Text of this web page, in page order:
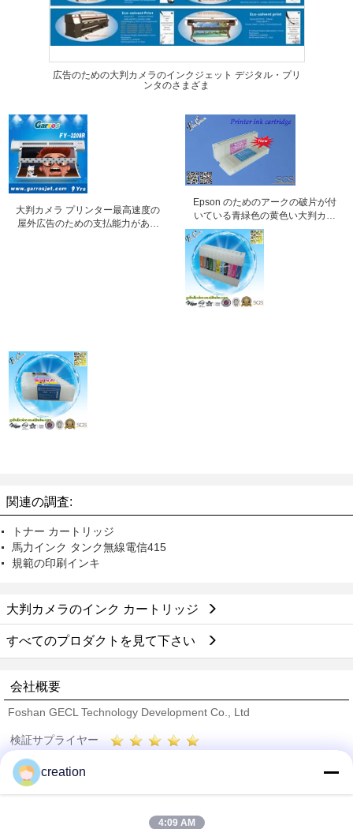
広告のための大判カメラのインクジェット デジタル・プリ
ンタのさまざま
大判カメラ プリンター最高速度の
屋外広告のための支払能力がある
Epson のためのアークの破片が付
いている青緑色の黄色い大判カメ
ラのインク カートリッジ 700ml
関連の調査:
トナー カートリッジ
馬力インク タンク無線電信415
規範の印刷インキ
大判カメラのインク カートリッジ
すべてのプロダクトを見て下さい
会社概要
Foshan GECL Technology Development Co., Ltd
検証サプライヤー
Trust Seal
creation
4:09 AM